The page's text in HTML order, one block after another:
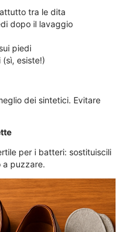
tra le dita
dopo il lavaggio
piedi
esiste!)
dei sintetici. Evitare
per i batteri: sostituiscili
a puzzare.